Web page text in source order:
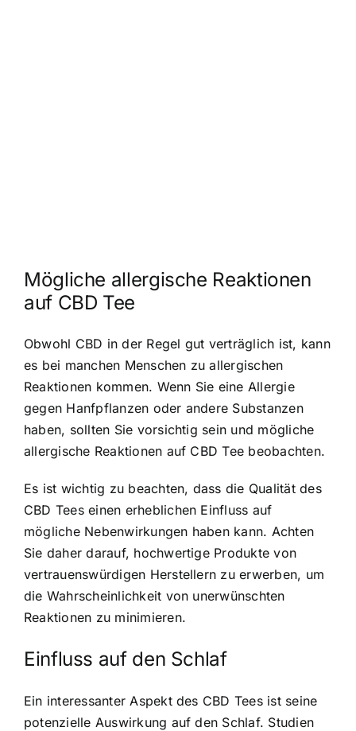
Mögliche allergische Reaktionen
auf CBD Tee
Obwohl CBD in der Regel gut verträglich ist, kann
es bei manchen Menschen zu allergischen
Reaktionen kommen. Wenn Sie eine Allergie
gegen Hanfpflanzen oder andere Substanzen
haben, sollten Sie vorsichtig sein und mögliche
allergische Reaktionen auf CBD Tee beobachten.
Es ist wichtig zu beachten, dass die Qualität des
CBD Tees einen erheblichen Einfluss auf
mögliche Nebenwirkungen haben kann. Achten
Sie daher darauf, hochwertige Produkte von
vertrauenswürdigen Herstellern zu erwerben, um
die Wahrscheinlichkeit von unerwünschten
Reaktionen zu minimieren.
Einfluss auf den Schlaf
Ein interessanter Aspekt des CBD Tees ist seine
potenzielle Auswirkung auf den Schlaf. Studien